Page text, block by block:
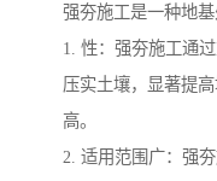
强夯施工是一种地基
1. 性：强夯施工通
压实土壤，显著提
高。
2. 适用范围广：强